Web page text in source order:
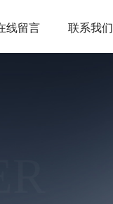
线留言 联系我们